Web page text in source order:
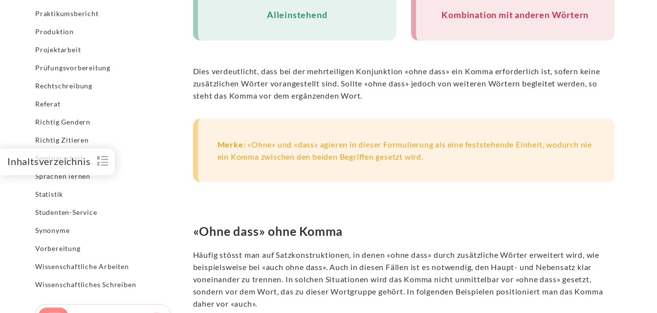
Praktikumsbericht
Produktion
Projektarbeit
Prüfungsvorbereitung
Rechtschreibung
Referat
Richtig Gendern
Richtig Zitieren
Seminararbeit
Sprachen lernen
Statistik
Studenten-Service
Synonyme
Vorbereitung
Wissenschaftliche Arbeiten
Wissenschaftliches Schreiben
Inhaltsverzeichnis
Alleinstehend Kombination mit anderen Wörtern
Dies verdeutlicht, dass bei der mehrteiligen Konjunktion «ohne dass» ein Komma erforderlich ist, sofern keine
zusätzlichen Wörter vorangestellt sind. Sollte «ohne dass» jedoch von weiteren Wörtern begleitet werden, so
steht das Komma vor dem ergänzenden Wort.
Merke: «Ohne» und «dass» agieren in dieser Formulierung als eine feststehende Einheit, wodurch nie
ein Komma zwischen den beiden Begriffen gesetzt wird.
«Ohne dass» ohne Komma
Häufig stösst man auf Satzkonstruktionen, in denen «ohne dass» durch zusätzliche Wörter erweitert wird, wie
beispielsweise bei «auch ohne dass». Auch in diesen Fällen ist es notwendig, den Haupt- und Nebensatz klar
voneinander zu trennen. In solchen Situationen wird das Komma nicht unmittelbar vor «ohne dass» gesetzt,
sondern vor dem Wort, das zu dieser Wortgruppe gehört. In folgenden Beispielen positioniert man das Komma
daher vor «auch».